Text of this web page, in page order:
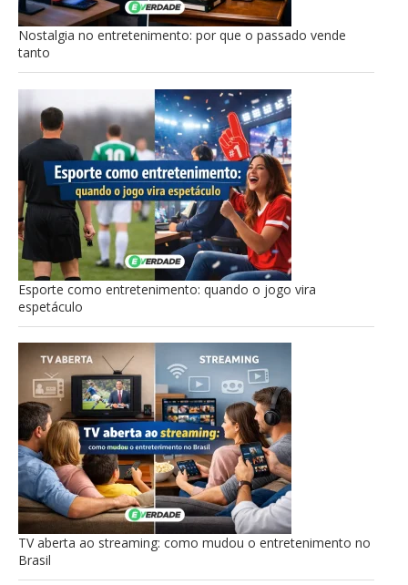
Nostalgia no entretenimento: por que o passado vende
tanto
Esporte como entretenimento: quando o jogo vira
espetáculo
TV aberta ao streaming: como mudou o entretenimento no
Brasil